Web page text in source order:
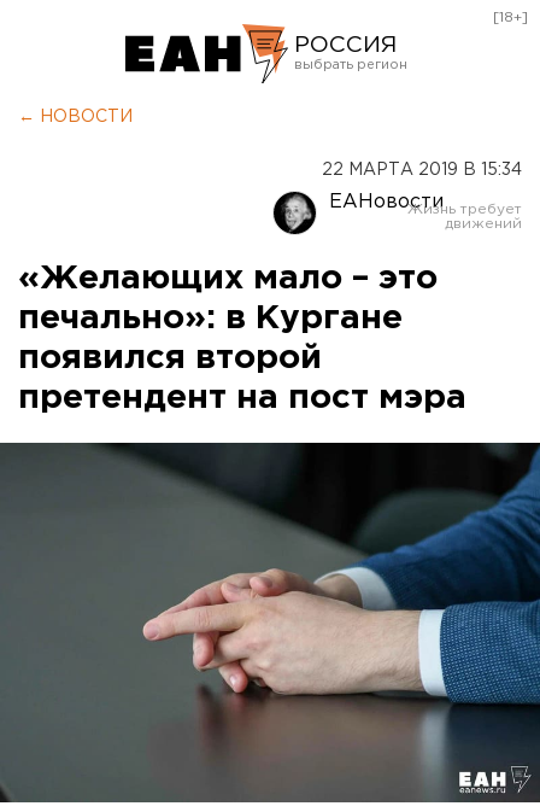
РОССИЯ
Оренбург
[18+]
← НОВОСТИ
22 МАРТА 2019 В 15:34
ЕАНовости
«Желающих мало – это
печально»: в Кургане
появился второй
претендент на пост мэра